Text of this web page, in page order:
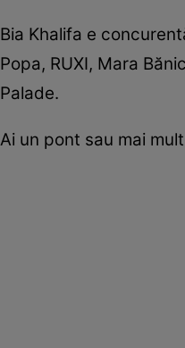
Bia Khalifa e
Popa, RUXI, Mara
Palade.
Ai un pont sau mai